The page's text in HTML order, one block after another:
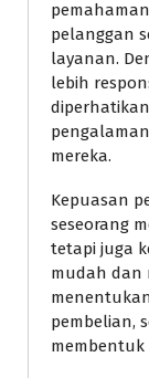
pelanggan
layanan.
lebih
mereka.
Kepuasan
seseorang
tetapi juga
mudah dan
pembelian,